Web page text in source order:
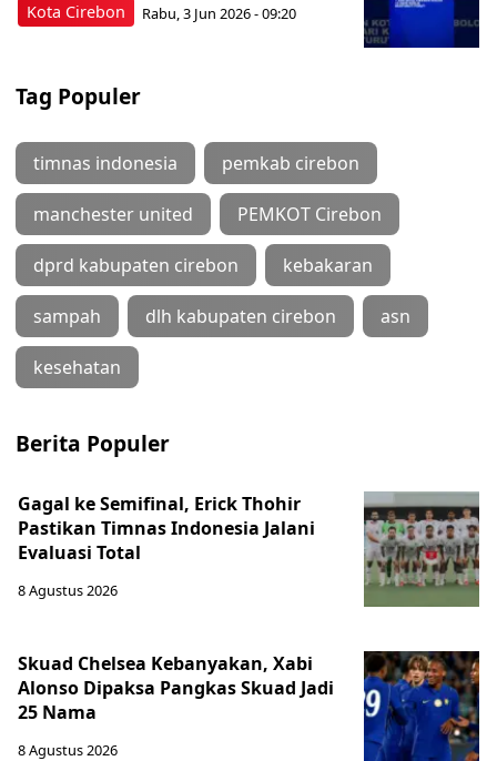
Kota Cirebon Rabu, 3 Jun 2026 - 09:20
Tag Populer
timnas indonesia pemkab cirebon
manchester united PEMKOT Cirebon
dprd kabupaten cirebon kebakaran
sampah dlh kabupaten cirebon asn
kesehatan
Berita Populer
Gagal ke Semifinal, Erick Thohir
Pastikan Timnas Indonesia Jalani
Evaluasi Total
8 Agustus 2026
Skuad Chelsea Kebanyakan, Xabi
Alonso Dipaksa Pangkas Skuad Jadi
25 Nama
8 Agustus 2026